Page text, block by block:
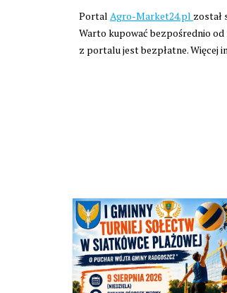
Portal Agro-Market24.pl został
Warto kupować bezpośrednio
z portalu jest bezpłatne. Więcej